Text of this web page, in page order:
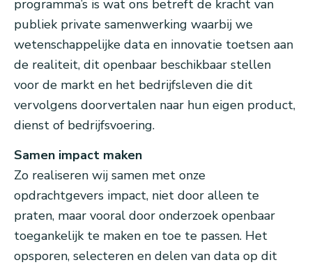
programma’s is wat ons betreft de kracht van
publiek private samenwerking waarbij we
wetenschappelijke data en innovatie toetsen aan
de realiteit, dit openbaar beschikbaar stellen
voor de markt en het bedrijfsleven die dit
vervolgens doorvertalen naar hun eigen product,
dienst of bedrijfsvoering.
Samen impact maken
Zo realiseren wij samen met onze
opdrachtgevers impact, niet door alleen te
praten, maar vooral door onderzoek openbaar
toegankelijk te maken en toe te passen. Het
opsporen, selecteren en delen van data op dit